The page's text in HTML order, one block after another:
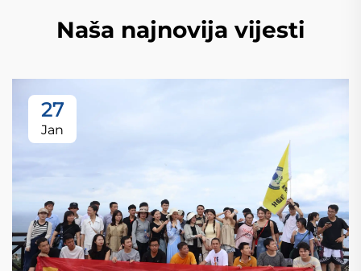
Naša najnovija vijesti
27
Jan